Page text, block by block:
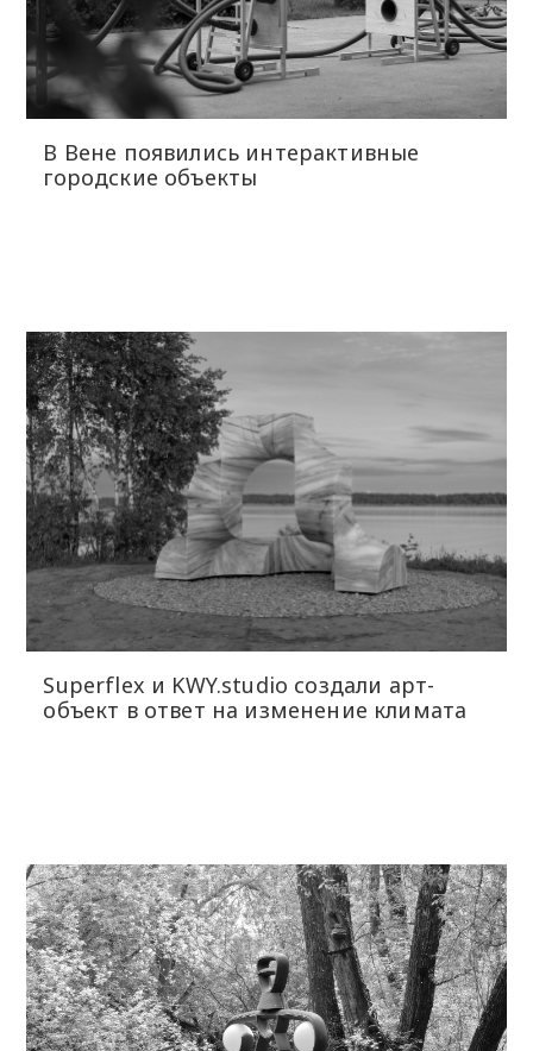
В Вене появились интерактивные
городские объекты
Superflex и KWY.studio создали арт-
объект в ответ на изменение климата